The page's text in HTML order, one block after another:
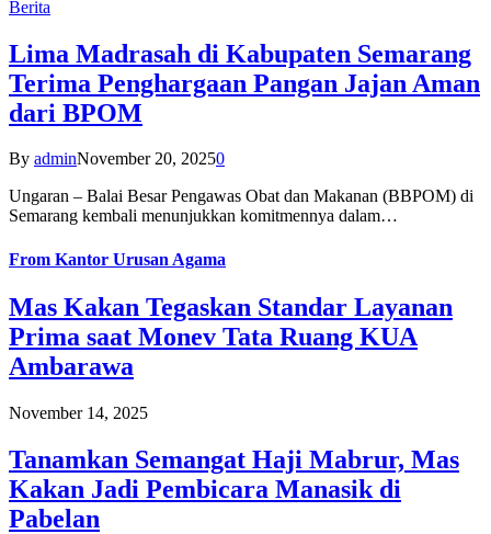
Berita
Lima Madrasah di Kabupaten Semarang
Terima Penghargaan Pangan Jajan Aman
dari BPOM
By adminNovember 20, 20250
Ungaran – Balai Besar Pengawas Obat dan Makanan (BBPOM) di
Semarang kembali menunjukkan komitmennya dalam…
From Kantor Urusan Agama
Mas Kakan Tegaskan Standar Layanan
Prima saat Monev Tata Ruang KUA
Ambarawa
November 14, 2025
Tanamkan Semangat Haji Mabrur, Mas
Kakan Jadi Pembicara Manasik di
Pabelan